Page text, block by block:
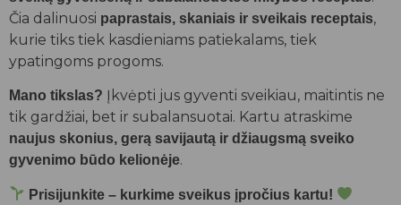
Čia dalinuosi paprastais, skaniais ir sveikais receptais,
kurie tiks tiek kasdieniams patiekalams, tiek
ypatingoms progoms.
Mano tikslas? Įkvėpti jus gyventi sveikiau, maitintis ne
tik gardžiai, bet ir subalansuotai. Kartu atraskime
naujus skonius, gerą savijautą ir džiaugsmą sveiko
gyvenimo būdo kelionėje.
Prisijunkite – kurkime sveikus įpročius kartu!